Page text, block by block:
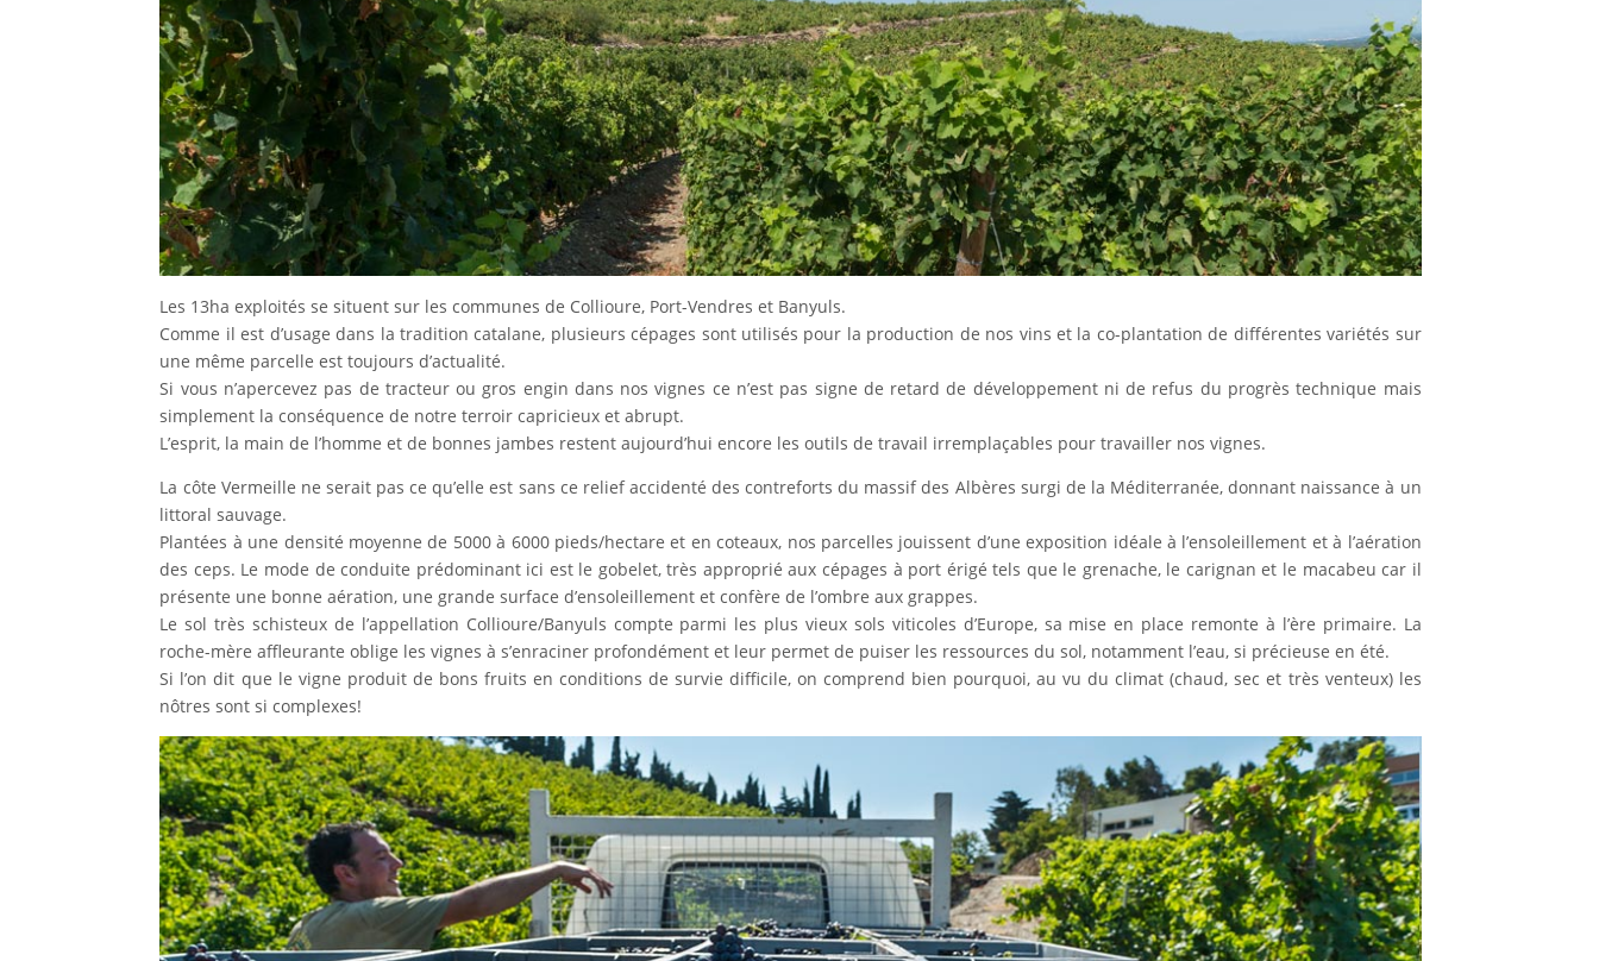
Les 13ha exploités se situent sur les communes de Collioure, Port-Vendres et Banyuls.
Comme il est d’usage dans la tradition catalane, plusieurs cépages sont utilisés pour la production de nos vins et la co-plantation de différentes variétés sur
une même parcelle est toujours d’actualité.
Si vous n’apercevez pas de tracteur ou gros engin dans nos vignes ce n’est pas signe de retard de développement ni de refus du progrès technique mais
simplement la conséquence de notre terroir capricieux et abrupt.
L’esprit, la main de l’homme et de bonnes jambes restent aujourd’hui encore les outils de travail irremplaçables pour travailler nos vignes.
La côte Vermeille ne serait pas ce qu’elle est sans ce relief accidenté des contreforts du massif des Albères surgi de la Méditerranée, donnant naissance à un
littoral sauvage.
Plantées à une densité moyenne de 5000 à 6000 pieds/hectare et en coteaux, nos parcelles jouissent d’une exposition idéale à l’ensoleillement et à l’aération
des ceps. Le mode de conduite prédominant ici est le gobelet, très approprié aux cépages à port érigé tels que le grenache, le carignan et le macabeu car il
présente une bonne aération, une grande surface d’ensoleillement et confère de l’ombre aux grappes.
Le sol très schisteux de l’appellation Collioure/Banyuls compte parmi les plus vieux sols viticoles d’Europe, sa mise en place remonte à l’ère primaire. La
roche-mère affleurante oblige les vignes à s’enraciner profondément et leur permet de puiser les ressources du sol, notamment l’eau, si précieuse en été.
Si l’on dit que le vigne produit de bons fruits en conditions de survie difficile, on comprend bien pourquoi, au vu du climat (chaud, sec et très venteux) les
nôtres sont si complexes!